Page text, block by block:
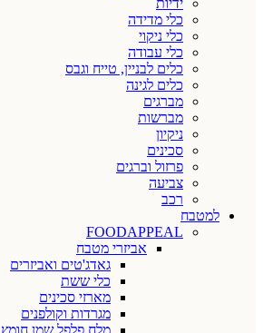
ידיות
כלי מדידה
כלי ניקוי
כלי עבודה
כלים לבניין, טייח וגבס
כלים לגינה
מברגים
מברשות
ניקיון
סכינים
פרזול וברגים
צביעה
רכב
למטבח
FOODAPPEAL
אביזרי מטבח
גאדג'טים ואביזרים
כלי ששת
מארזי סכינים
מגרדות וקולפנים
מלח פלפל שמן חומץ